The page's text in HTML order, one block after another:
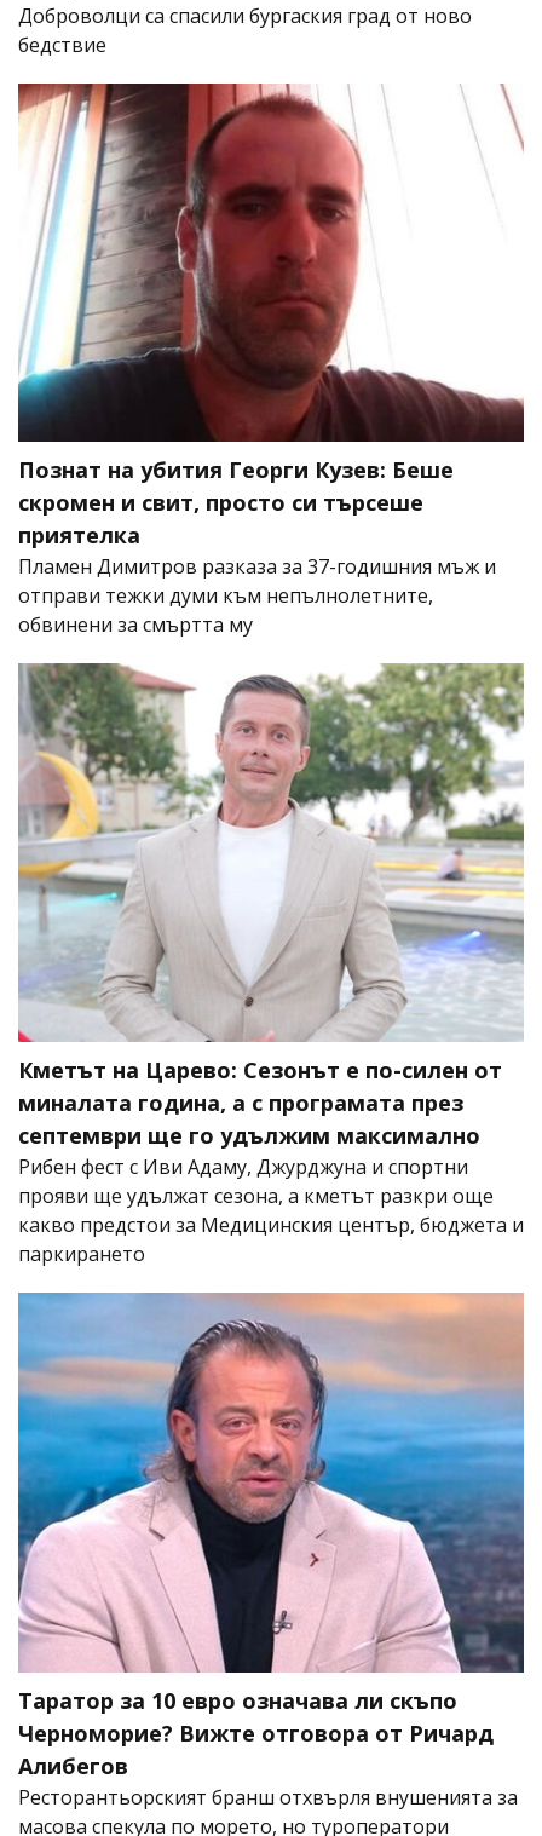
Доброволци са спасили бургаския град от ново
бедствие
Познат на убития Георги Кузев: Беше
скромен и свит, просто си търсеше
приятелка
Пламен Димитров разказа за 37-годишния мъж и
отправи тежки думи към непълнолетните,
обвинени за смъртта му
Кметът на Царево: Сезонът е по-силен от
миналата година, а с програмата през
септември ще го удължим максимално
Рибен фест с Иви Адаму, Джурджуна и спортни
прояви ще удължат сезона, а кметът разкри още
какво предстои за Медицинския център, бюджета и
паркирането
Таратор за 10 евро означава ли скъпо
Черноморие? Вижте отговора от Ричард
Алибегов
Ресторантьорският бранш отхвърля внушенията за
масова спекула по морето, но туроператори